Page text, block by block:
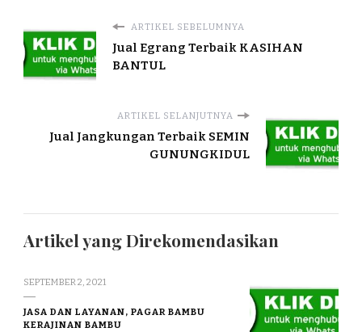
ARTIKEL SEBELUMNYA
Jual Egrang Terbaik KASIHAN
BANTUL
ARTIKEL SELANJUTNYA
Jual Jangkungan Terbaik SEMIN
GUNUNGKIDUL
Artikel yang Direkomendasikan
SEPTEMBER 2, 2021
JASA DAN LAYANAN, PAGAR BAMBU
KERAJINAN BAMBU